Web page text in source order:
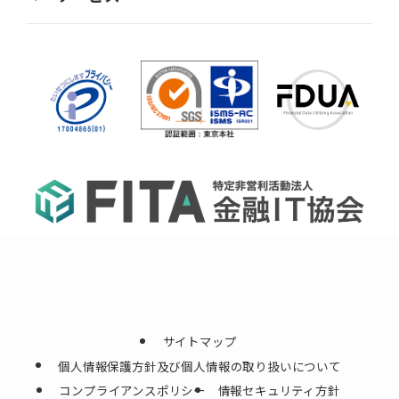
サイトマップ
個人情報保護方針及び個人情報の取り扱いについて
コンプライアンスポリシー
情報セキュリティ方針